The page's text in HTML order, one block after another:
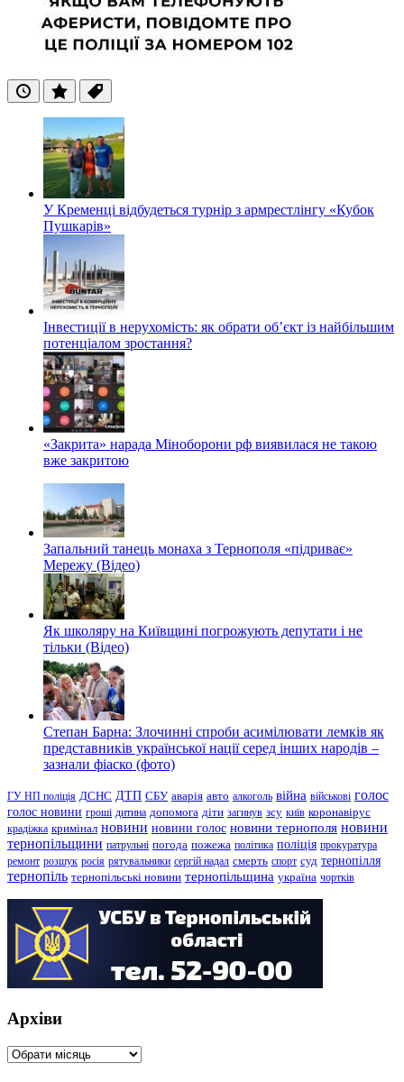
ОстанніПопулярні
Теги
У Кременці відбудеться турнір з армрестлінгу «Кубок
Пушкарів»
Інвестиції в нерухомість: як обрати об’єкт із найбільшим
потенціалом зростання?
«Закрита» нарада Міноборони рф виявилася не такою
вже закритою
Запальний танець монаха з Тернополя «підриває»
Мережу (Відео)
Як школяру на Київщині погрожують депутати і не
тільки (Відео)
Степан Барна: Злочинні спроби асимілювати лемків як
представників української нації серед інших народів –
зазнали фіаско (фото)
ГУ НП поліція ДСНС ДТП СБУ аварія авто алкоголь війна військові голос
голос новини гроші дитина допомога діти загинув зсу київ коронавірус
крадіжка кримінал новини новини голос новини тернополя новини
тернопільщини патрульні погода пожежа політика поліція прокуратура
ремонт розшук росія рятувальники сергій надал смерть спорт суд тернопілля
тернопіль тернопільські новини тернопільщина україна чортків
Архіви
Архіви